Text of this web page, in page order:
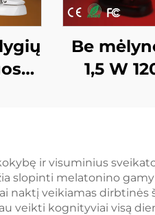
Be
1,5 W
lygių
juodu
ir visuminius
slopinti melatonino
naktį veikiamas dirbtinės
veikti kognityviai visą